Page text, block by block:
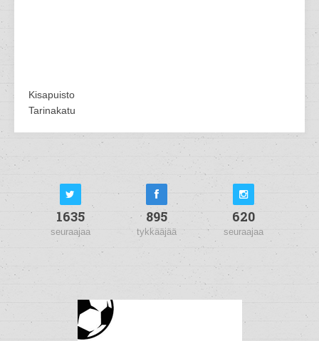
Kisapuisto
Tarinakatu
1635
seuraajaa
895
tykkääjää
620
seuraajaa